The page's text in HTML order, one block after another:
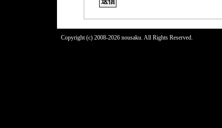
Copyright (c) 2008-2026 nousaku. All Rights Reserved.